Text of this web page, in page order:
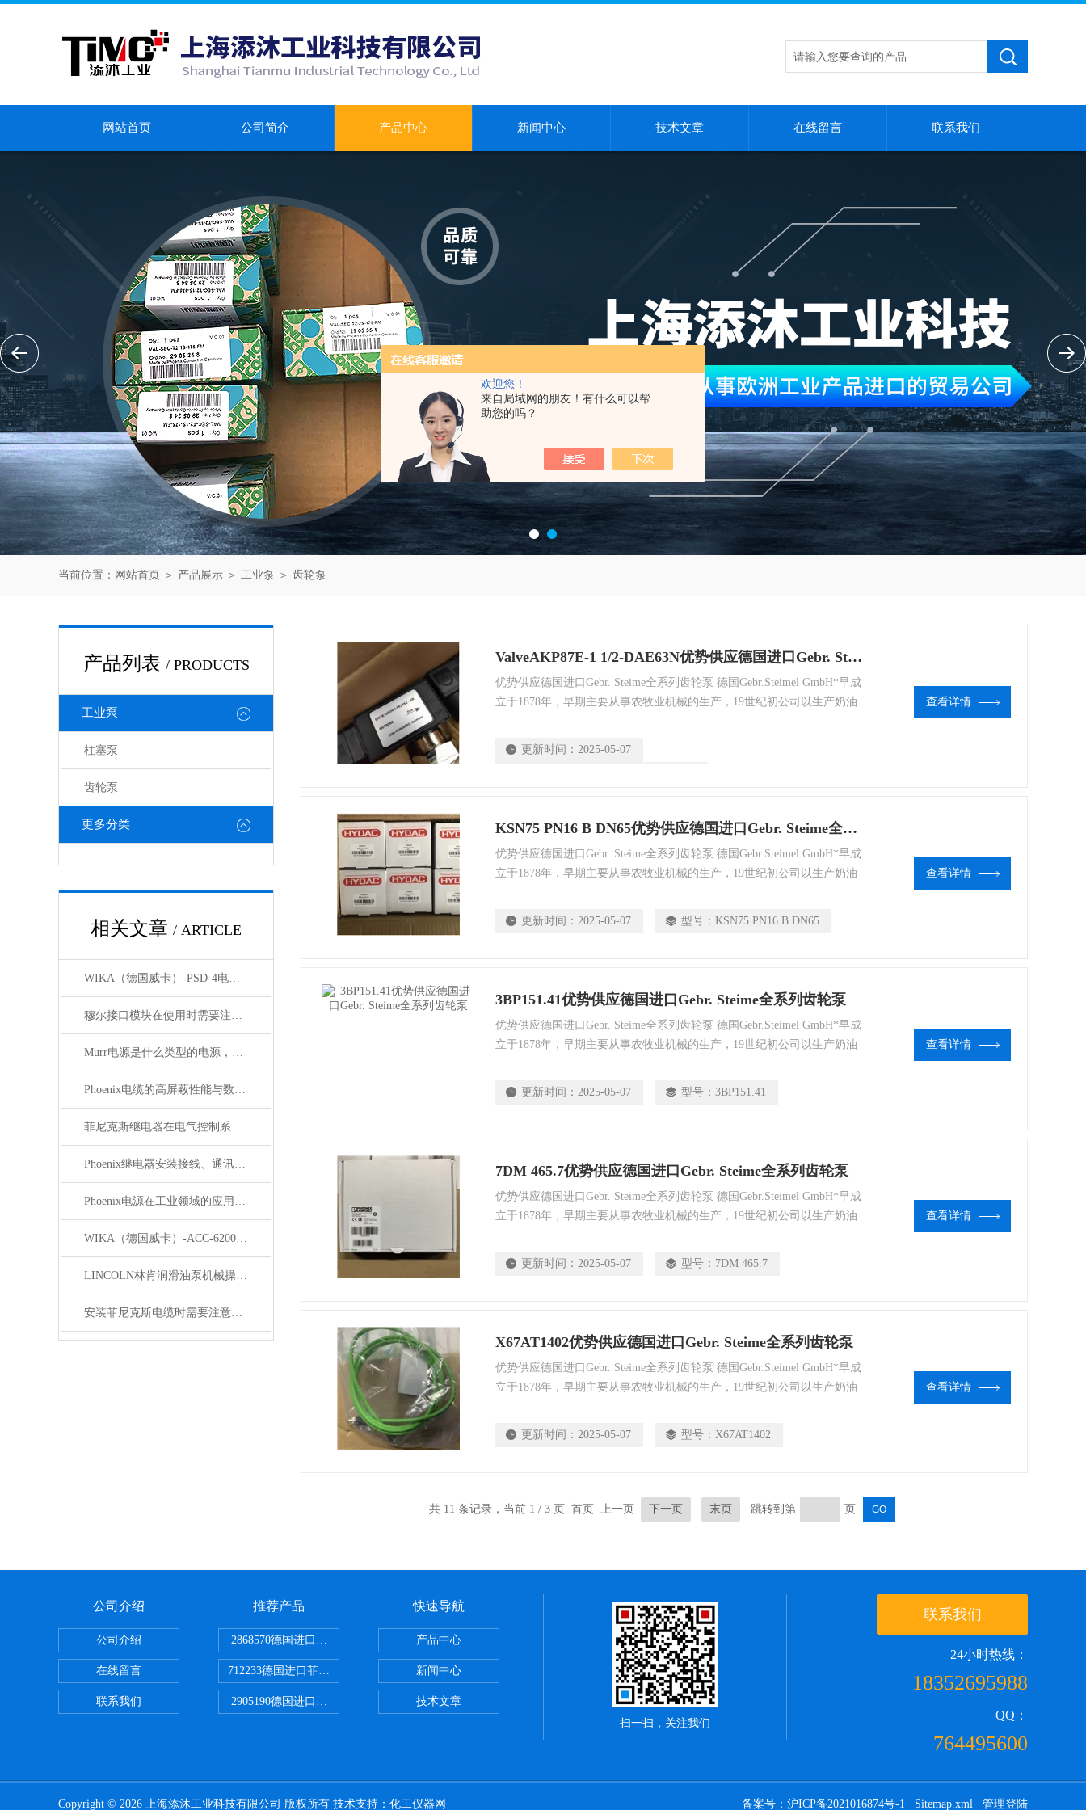
欢迎您！
来自局域网的朋友！有什么可以帮
助您的吗？
网站首页 公司简介 产品中心 新闻中心 技术文章 在线留言 联系我们
当前位置： 网站首页 ＞ 产品展示 ＞ 工业泵 ＞ 齿轮泵
产品列表 / PRODUCTS
工业泵
柱塞泵
齿轮泵
更多分类
相关文章 / ARTICLE
WIKA（德国威卡）-PSD-4电子压力开关
穆尔接口模块在使用时需要注意哪些问题？
Murr电源是什么类型的电源，主要用于哪些领域？
Phoenix电缆的高屏蔽性能与数据传输优势
菲尼克斯继电器在电气控制系统中的应用
Phoenix继电器安装接线、通讯集成与故障诊断指南
Phoenix电源在工业领域的应用与优势
WIKA（德国威卡）-ACC-6200系列压力变送器简介
LINCOLN林肯润滑油泵机械操作原理
安装菲尼克斯电缆时需要注意哪些事项？
ValveAKP87E-1 1/2-DAE63N优势供应德国进口Gebr. Steime全系列齿轮泵
优势供应德国进口Gebr. Steime全系列齿轮泵 德国Gebr.Steimel GmbH*早成
立于1878年，早期主要从事农牧业机械的生产，19世纪初公司以生产奶油
为工业离心机和齿轮泵。GEBR.STEIMEL离心机大量应用于化工、石油、
更新时间： 2025-05-07
查看详情
KSN75 PN16 B DN65优势供应德国进口Gebr. Steime全系列齿轮泵
优势供应德国进口Gebr. Steime全系列齿轮泵 德国Gebr.Steimel GmbH*早成
立于1878年，早期主要从事农牧业机械的生产，19世纪初公司以生产奶油
为工业离心机和齿轮泵。GEBR.STEIMEL离心机大量应用于化工、石油、
更新时间： 2025-05-07 型号： KSN75 PN16 B DN65
查看详情
3BP151.41优势供应德国进口Gebr. Steime全系列齿轮泵
优势供应德国进口Gebr. Steime全系列齿轮泵 德国Gebr.Steimel GmbH*早成
立于1878年，早期主要从事农牧业机械的生产，19世纪初公司以生产奶油
为工业离心机和齿轮泵。GEBR.STEIMEL离心机大量应用于化工、石油、
更新时间： 2025-05-07 型号： 3BP151.41
查看详情
7DM 465.7优势供应德国进口Gebr. Steime全系列齿轮泵
优势供应德国进口Gebr. Steime全系列齿轮泵 德国Gebr.Steimel GmbH*早成
立于1878年，早期主要从事农牧业机械的生产，19世纪初公司以生产奶油
为工业离心机和齿轮泵。GEBR.STEIMEL离心机大量应用于化工、石油、
更新时间： 2025-05-07 型号： 7DM 465.7
查看详情
X67AT1402优势供应德国进口Gebr. Steime全系列齿轮泵
优势供应德国进口Gebr. Steime全系列齿轮泵 德国Gebr.Steimel GmbH*早成
立于1878年，早期主要从事农牧业机械的生产，19世纪初公司以生产奶油
为工业离心机和齿轮泵。GEBR.STEIMEL离心机大量应用于化工、石油、
更新时间： 2025-05-07 型号： X67AT1402
查看详情
共 11 条记录，当前 1 / 3 页 首页 上一页 下一页 末页 跳转到第 页
公司介绍
公司介绍
在线留言
联系我们
推荐产品
2868570德国进口菲尼克斯电源
712233德国进口菲尼克斯断路器
2905190德国进口菲尼克斯继电器
快速导航
产品中心
新闻中心
技术文章
扫一扫，关注我们
联系我们
24小时热线：
18352695988
QQ：
764495600
Copyright © 2026 上海添沐工业科技有限公司 版权所有 技术支持： 化工仪器网 备案号：沪ICP备2021016874号-1 Sitemap.xml 管理登陆